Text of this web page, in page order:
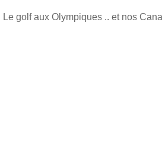
Le golf aux Olympiques .. et nos